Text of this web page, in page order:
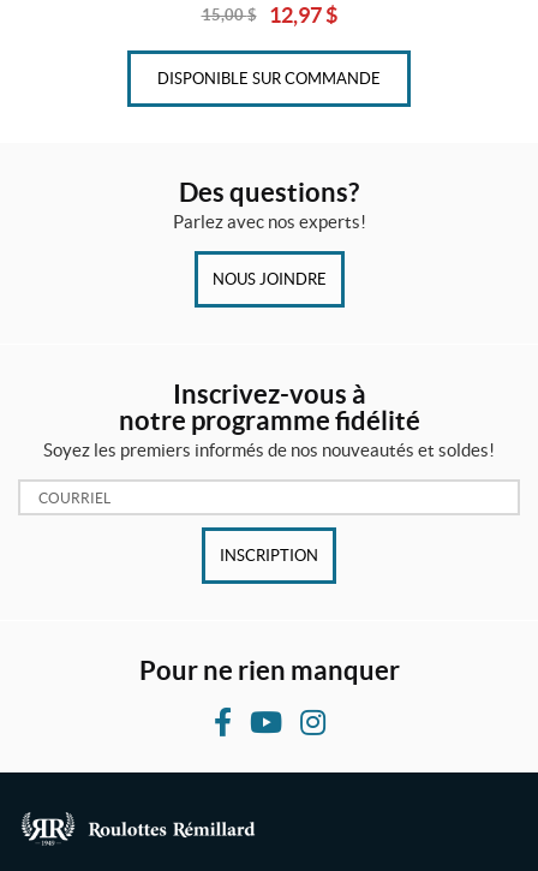
15,00$
Original
price
was:
15,00
$.
12,97$
Current
price
is:
12,97
$.
DISPONIBLE SUR COMMANDE
Des questions?
Parlez avec nos experts!
NOUS JOINDRE
Inscrivez-vous à
notre programme fidélité
Soyez les premiers informés de nos nouveautés et soldes!
Courriel:
INSCRIPTION
Pour ne rien manquer
F
e
Y
T
I